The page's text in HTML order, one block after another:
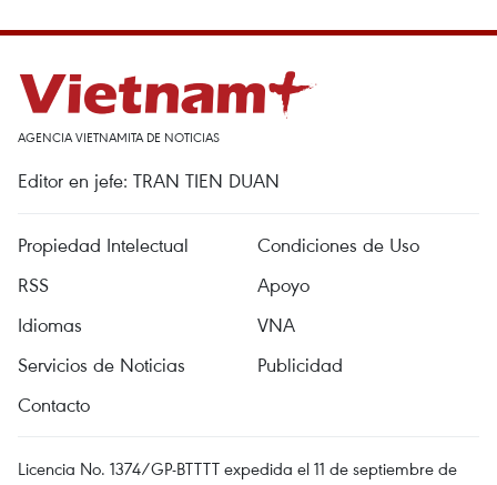
AGENCIA VIETNAMITA DE NOTICIAS
Editor en jefe: TRAN TIEN DUAN
Propiedad Intelectual
Condiciones de Uso
RSS
Apoyo
Idiomas
VNA
Servicios de Noticias
Publicidad
Contacto
Licencia No. 1374/GP-BTTTT expedida el 11 de septiembre de